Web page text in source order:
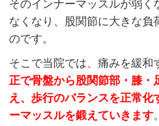
そのインナーマッスルが弱
なくなり、股関節に大きな負
のです。
そこで当院では、痛みを緩和
正で骨盤から股関節部・膝
え、歩行のバランスを正常
ーマッスルを鍛えていきます。